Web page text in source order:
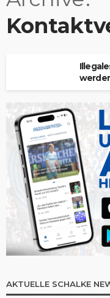
AKTUELLE SCHALKE